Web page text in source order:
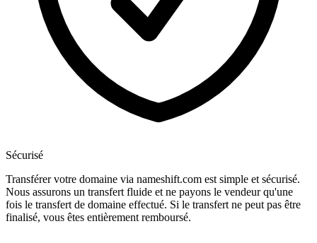
Sécurisé
Transférer votre domaine via nameshift.com est simple et sécurisé.
Nous assurons un transfert fluide et ne payons le vendeur qu'une
fois le transfert de domaine effectué. Si le transfert ne peut pas être
finalisé, vous êtes entièrement remboursé.